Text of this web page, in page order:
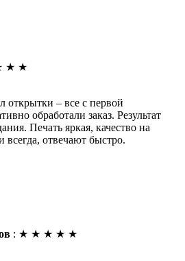
★ ★
открытки – все с первой
обработали заказ. Результат
Печать яркая, качество на
всегда, отвечают быстро.
: ★ ★ ★ ★ ★